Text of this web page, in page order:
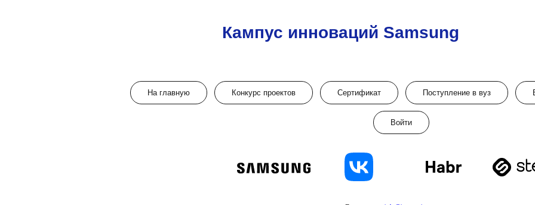
Кампус инноваций Samsung
На главную Конкурс проектов Сертификат Поступление в вуз
Войти